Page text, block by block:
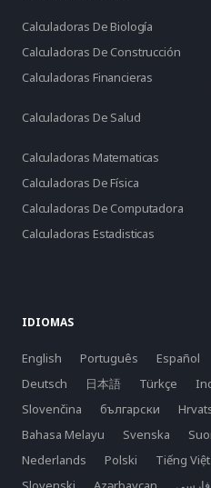
Calculadoras De Biología
Calculadoras De Construcción
Calculadoras Financieras
Calculadoras De Salud
Calculadoras Matematicas
Calculadoras De Física
Calculadoras De Computadora
Calculadoras Estadisticas
IDIOMAS
English Português Español
Deutsch
日本語 Türkçe
Slovenčina
български
Bahasa Melayu
Svenska
Nederlands
Polski Tiếng Việt